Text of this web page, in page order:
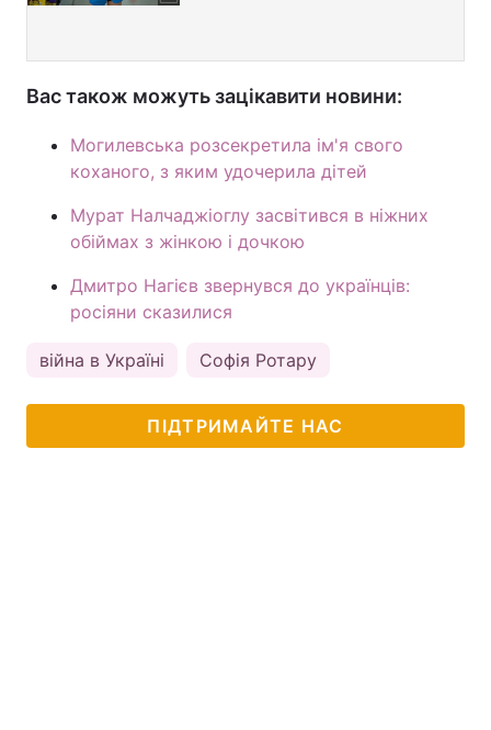
Вас також можуть зацікавити новини:
Могилевська розсекретила ім'я свого
коханого, з яким удочерила дітей
Мурат Налчаджіоглу засвітився в ніжних
обіймах з жінкою і дочкою
Дмитро Нагієв звернувся до українців:
росіяни сказилися
війна в Україні Софія Ротару
ПІДТРИМАЙТЕ НАС